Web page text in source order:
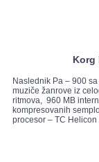
Korg
Naslednik Pa – 900
muziče žanrove iz
ritmova, 960 MB
kompresovanih
procesor – TC